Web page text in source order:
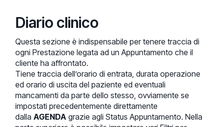
Diario clinico
Questa sezione è indispensabile per tenere traccia di
ogni Prestazione legata ad un Appuntamento che il
cliente ha affrontato.
Tiene traccia dell’orario di entrata, durata operazione
ed orario di uscita del paziente ed eventuali
mancamenti da parte dello stesso, ovviamente se
impostati precedentemente direttamente
dallaAGENDA grazie agli Status Appuntamento. Nella